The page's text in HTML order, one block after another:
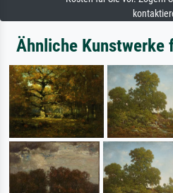
Ähnliche Kunstwerke